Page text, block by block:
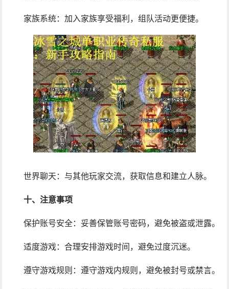
家族系统：加入家族享受福利，组队活动更便捷。
世界聊天：与其他玩家交流，获取信息和建立人脉。
十、注意事项
保护账号安全：妥善保管账号密码，避免被盗或泄露。
适度游戏：合理安排游戏时间，避免过度沉迷。
遵守游戏规则：遵守游戏内规则，避免被封号或禁言。